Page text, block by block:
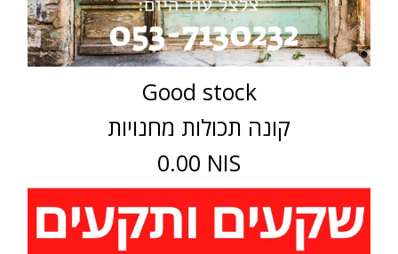
Good stock
קונה תכולות מחנויות
0.00 NIS